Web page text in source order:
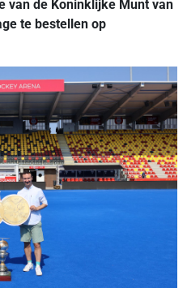
van de Koninklijke Munt van
te bestellen op